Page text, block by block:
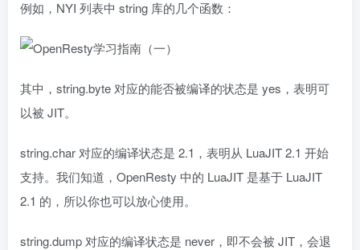
例如，NYI 列表中 string 库的几个函数：
其中，string.byte 对应的能否被编译的状态是 yes，表明可
以被 JIT。
string.char 对应的编译状态是 2.1，表明从 LuaJIT 2.1 开始
支持。我们知道，OpenResty 中的 LuaJIT 是基于 LuaJIT
2.1 的，所以你也可以放心使用。
string.dump 对应的编译状态是 never，即不会被 JIT，会退